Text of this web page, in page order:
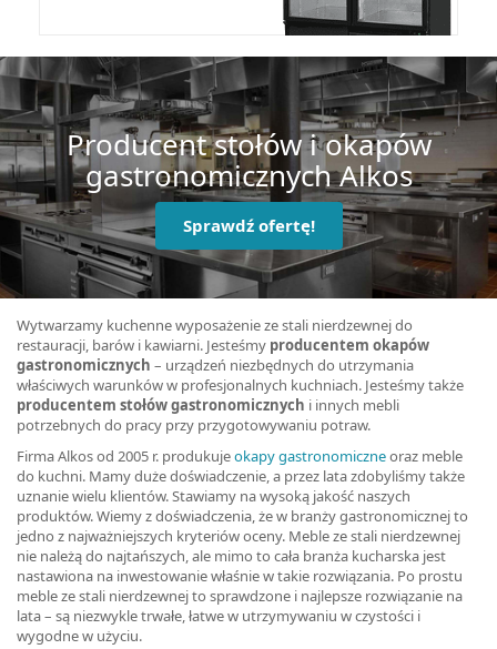
Producent stołów i okapów
gastronomicznych Alkos
Sprawdź ofertę!
Wytwarzamy kuchenne wyposażenie ze stali nierdzewnej do
restauracji, barów i kawiarni. Jesteśmy producentem okapów
gastronomicznych – urządzeń niezbędnych do utrzymania
właściwych warunków w profesjonalnych kuchniach. Jesteśmy także
producentem stołów gastronomicznych i innych mebli
potrzebnych do pracy przy przygotowywaniu potraw.
Firma Alkos od 2005 r. produkujeokapy gastronomiczneoraz meble
do kuchni. Mamy duże doświadczenie, a przez lata zdobyliśmy także
uznanie wielu klientów. Stawiamy na wysoką jakość naszych
produktów. Wiemy z doświadczenia, że w branży gastronomicznej to
jedno z najważniejszych kryteriów oceny. Meble ze stali nierdzewnej
nie należą do najtańszych, ale mimo to cała branża kucharska jest
nastawiona na inwestowanie właśnie w takie rozwiązania. Po prostu
meble ze stali nierdzewnej to sprawdzone i najlepsze rozwiązanie na
lata – są niezwykle trwałe, łatwe w utrzymywaniu w czystości i
wygodne w użyciu.